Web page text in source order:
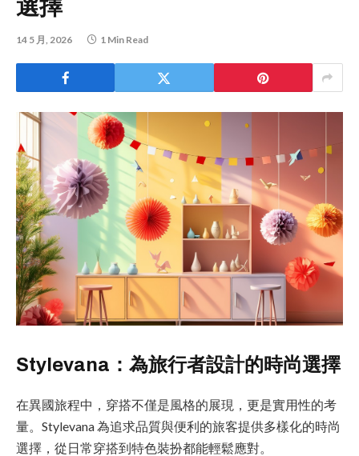
選擇
14 5 月, 2026 1 Min Read
Stylevana：為旅行者設計的時尚選擇
在異國旅程中，穿搭不僅是風格的展現，更是實用性的考
量。Stylevana 為追求品質與便利的旅客提供多樣化的時尚
選擇，從日常穿搭到特色裝扮都能輕鬆應對。